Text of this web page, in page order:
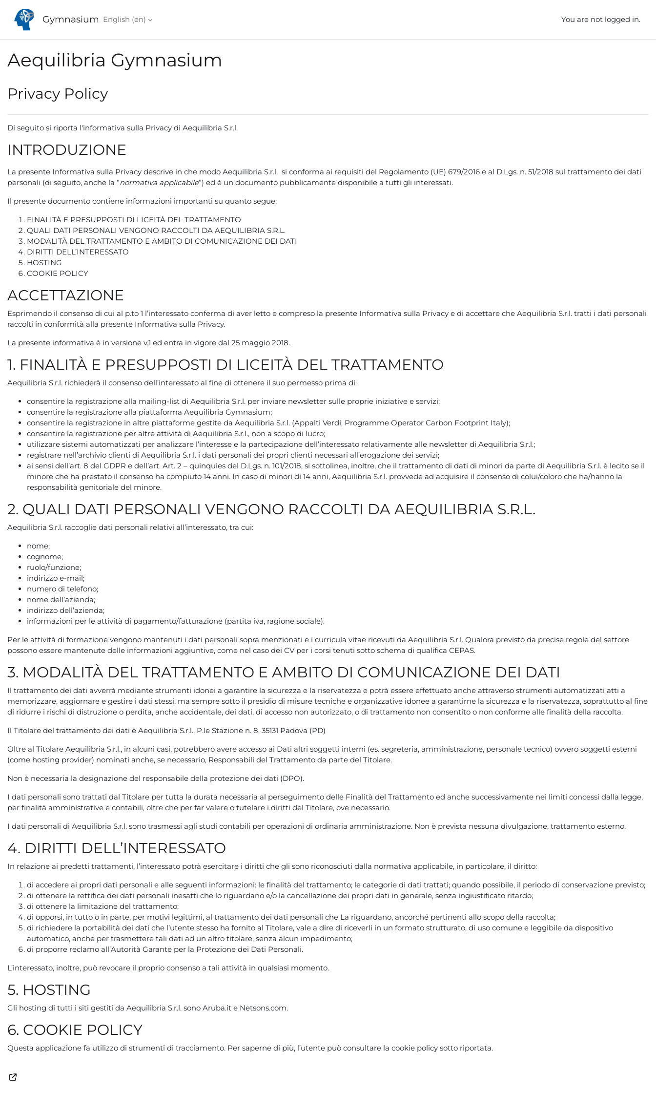
Gymnasium English ‎(en)‎ You are not logged in.
Aequilibria Gymnasium
Privacy Policy
Di seguito si riporta l'informativa sulla Privacy di Aequilibria S.r.l.
INTRODUZIONE
La presente Informativa sulla Privacy descrive in che modo Aequilibria S.r.l. si conforma ai requisiti del Regolamento (UE) 679/2016 e al D.Lgs. n. 51/2018 sul trattamento dei dati
personali (di seguito, anche la “normativa applicabile”) ed è un documento pubblicamente disponibile a tutti gli interessati.
Il presente documento contiene informazioni importanti su quanto segue:
FINALITÀ E PRESUPPOSTI DI LICEITÀ DEL TRATTAMENTO
QUALI DATI PERSONALI VENGONO RACCOLTI DA AEQUILIBRIA S.R.L.
MODALITÀ DEL TRATTAMENTO E AMBITO DI COMUNICAZIONE DEI DATI
DIRITTI DELL’INTERESSATO
HOSTING
COOKIE POLICY
ACCETTAZIONE
Esprimendo il consenso di cui al p.to 1 l’interessato conferma di aver letto e compreso la presente Informativa sulla Privacy e di accettare che Aequilibria S.r.l. tratti i dati personali
raccolti in conformità alla presente Informativa sulla Privacy.
La presente informativa è in versione v.1 ed entra in vigore dal 25 maggio 2018.
1. FINALITÀ E PRESUPPOSTI DI LICEITÀ DEL TRATTAMENTO
Aequilibria S.r.l. richiederà il consenso dell’interessato al fine di ottenere il suo permesso prima di:
consentire la registrazione alla mailing-list di Aequilibria S.r.l. per inviare newsletter sulle proprie iniziative e servizi;
consentire la registrazione alla piattaforma Aequilibria Gymnasium;
consentire la registrazione in altre piattaforme gestite da Aequilibria S.r.l. (Appalti Verdi, Programme Operator Carbon Footprint Italy);
consentire la registrazione per altre attività di Aequilibria S.r.l., non a scopo di lucro;
utilizzare sistemi automatizzati per analizzare l’interesse e la partecipazione dell’interessato relativamente alle newsletter di Aequilibria S.r.l.;
registrare nell’archivio clienti di Aequilibria S.r.l. i dati personali dei propri clienti necessari all’erogazione dei servizi;
ai sensi dell’art. 8 del GDPR e dell’art. Art. 2 – quinquies del D.Lgs. n. 101/2018, si sottolinea, inoltre, che il trattamento di dati di minori da parte di Aequilibria S.r.l. è lecito se il
minore che ha prestato il consenso ha compiuto 14 anni. In caso di minori di 14 anni, Aequilibria S.r.l. provvede ad acquisire il consenso di colui/coloro che ha/hanno la
responsabilità genitoriale del minore.
2. QUALI DATI PERSONALI VENGONO RACCOLTI DA AEQUILIBRIA S.R.L.
Aequilibria S.r.l. raccoglie dati personali relativi all’interessato, tra cui:
nome;
cognome;
ruolo/funzione;
indirizzo e-mail;
numero di telefono;
nome dell’azienda;
indirizzo dell’azienda;
informazioni per le attività di pagamento/fatturazione (partita iva, ragione sociale).
Per le attività di formazione vengono mantenuti i dati personali sopra menzionati e i curricula vitae ricevuti da Aequilibria S.r.l. Qualora previsto da precise regole del settore
possono essere mantenute delle informazioni aggiuntive, come nel caso dei CV per i corsi tenuti sotto schema di qualifica CEPAS.
3. MODALITÀ DEL TRATTAMENTO E AMBITO DI COMUNICAZIONE DEI DATI
Il trattamento dei dati avverrà mediante strumenti idonei a garantire la sicurezza e la riservatezza e potrà essere effettuato anche attraverso strumenti automatizzati atti a
memorizzare, aggiornare e gestire i dati stessi, ma sempre sotto il presidio di misure tecniche e organizzative idonee a garantirne la sicurezza e la riservatezza, soprattutto al fine
di ridurre i rischi di distruzione o perdita, anche accidentale, dei dati, di accesso non autorizzato, o di trattamento non consentito o non conforme alle finalità della raccolta.
Il Titolare del trattamento dei dati è Aequilibria S.r.l., P.le Stazione n. 8, 35131 Padova (PD)
Oltre al Titolare Aequilibria S.r.l., in alcuni casi, potrebbero avere accesso ai Dati altri soggetti interni (es. segreteria, amministrazione, personale tecnico) ovvero soggetti esterni
(come hosting provider) nominati anche, se necessario, Responsabili del Trattamento da parte del Titolare.
Non è necessaria la designazione del responsabile della protezione dei dati (DPO).
I dati personali sono trattati dal Titolare per tutta la durata necessaria al perseguimento delle Finalità del Trattamento ed anche successivamente nei limiti concessi dalla legge,
per finalità amministrative e contabili, oltre che per far valere o tutelare i diritti del Titolare, ove necessario.
I dati personali di Aequilibria S.r.l. sono trasmessi agli studi contabili per operazioni di ordinaria amministrazione. Non è prevista nessuna divulgazione, trattamento esterno.
4. DIRITTI DELL’INTERESSATO
In relazione ai predetti trattamenti, l’interessato potrà esercitare i diritti che gli sono riconosciuti dalla normativa applicabile, in particolare, il diritto:
di accedere ai propri dati personali e alle seguenti informazioni: le finalità del trattamento; le categorie di dati trattati; quando possibile, il periodo di conservazione previsto;
di ottenere la rettifica dei dati personali inesatti che lo riguardano e/o la cancellazione dei propri dati in generale, senza ingiustificato ritardo;
di ottenere la limitazione del trattamento;
di opporsi, in tutto o in parte, per motivi legittimi, al trattamento dei dati personali che La riguardano, ancorché pertinenti allo scopo della raccolta;
di richiedere la portabilità dei dati che l’utente stesso ha fornito al Titolare, vale a dire di riceverli in un formato strutturato, di uso comune e leggibile da dispositivo
automatico, anche per trasmettere tali dati ad un altro titolare, senza alcun impedimento;
di proporre reclamo all’Autorità Garante per la Protezione dei Dati Personali.
L’interessato, inoltre, può revocare il proprio consenso a tali attività in qualsiasi momento.
5. HOSTING
Gli hosting di tutti i siti gestiti da Aequilibria S.r.l. sono Aruba.it e Netsons.com.
6. COOKIE POLICY
Questa applicazione fa utilizzo di strumenti di tracciamento. Per saperne di più, l’utente può consultare la cookie policy sotto riportata.